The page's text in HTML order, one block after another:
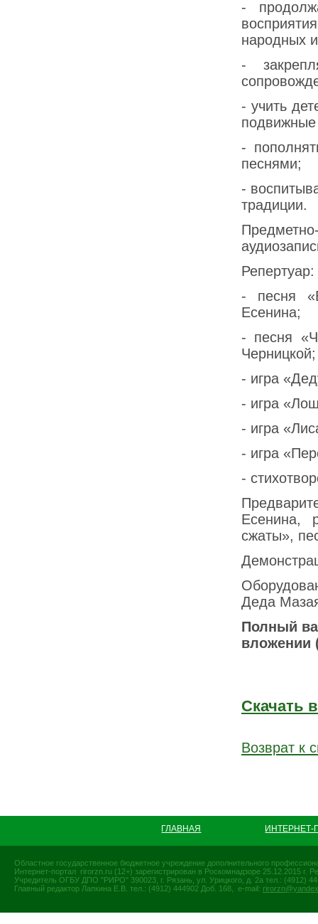
-
народных
-
- учить
-
песнями;
-
традиции.
Репертуар:
- песня
Есенина;
- песня
Черницкой;
- игра
- игра
- игра
- игра
-
Есенина,
сжаты»,
Деда
Полный
вложении
Скачать
Возврат к
ГЛАВНАЯ
Областное государственное бюджетное учреждение дополнительного
Интернет-портал rirorzn.ru (12+) зарегистрирован в Роскомнадзоре 25.12.2015
Учредитель ОГБУ ДПО "РИРО" 390023, г. Рязань, ул. Урицкого, д. 2а тел.: (4912)
Главный редактор Лапкина Е.В. тел.: (4912) 444902 Доб. 168, e-mail: